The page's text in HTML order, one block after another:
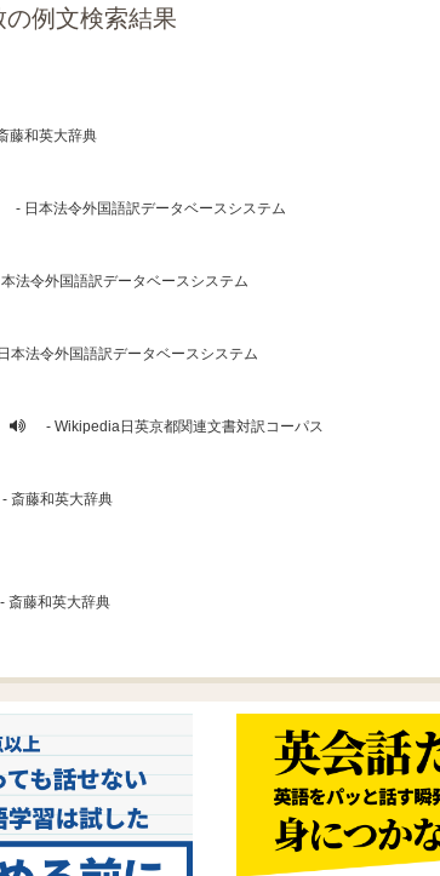
の例文検索結果
藤和英大辞典
- 日本法令外国語訳データベースシステム
法令外国語訳データベースシステム
本法令外国語訳データベースシステム
- Wikipedia日英京都関連文書対訳コーパス
- 斎藤和英大辞典
- 斎藤和英大辞典